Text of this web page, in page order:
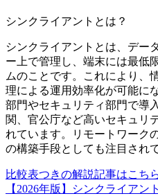
シンクライアント とは？
シンクライアントとは、デー
ー上で管理し、端末には最低
ムのことです。これにより、
理による運用効率化が可能に
部門やセキュリティ部門で導
関、官公庁など高いセキュリ
れています。リモートワーク
の構築手段としても注目され
比較表つきの解説記事はこち
【2026年版】シンクライア